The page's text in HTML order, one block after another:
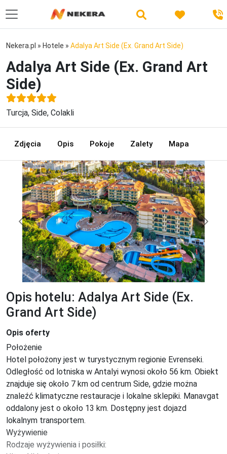
Nekera.pl » Hotele » Adalya Art Side (Ex. Grand Art Side)
Adalya Art Side (Ex. Grand Art
Side)
Turcja, Side, Colakli
Zdjęcia Opis Pokoje Zalety Mapa
Previous Next
Opis hotelu: Adalya Art Side (Ex.
Grand Art Side)
Opis oferty
Położenie
Hotel położony jest w turystycznym regionie Evrenseki.
Odległość od lotniska w Antalyi wynosi około 56 km. Obiekt
znajduje się około 7 km od centrum Side, gdzie można
znaleźć klimatyczne restauracje i lokalne sklepiki. Manavgat
oddalony jest o około 13 km. Dostępny jest dojazd
lokalnym transportem.
Wyżywienie
Rodzaje wyżywienia i posiłki: